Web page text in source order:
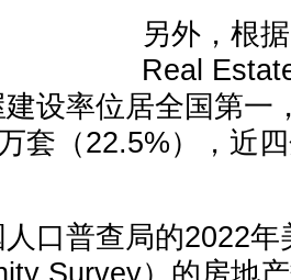
另外，根
Real
设率位居全国第一
套（22.5%），近
口普查局的2022
Survey）的房地